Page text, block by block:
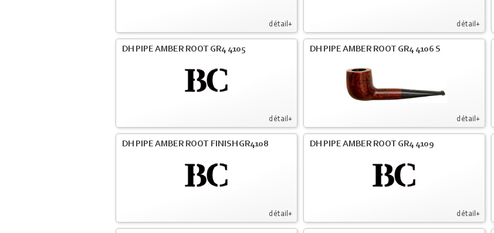
détail+ détail+
détail+
DH PIPE AMBER ROOT GR4 4105
détail+
DH PIPE AMBER ROOT GR4 4106 S
détail+
DH PIPE AMBER ROOT FINISH GR4108
détail+
DH PIPE AMBER ROOT GR4 4109